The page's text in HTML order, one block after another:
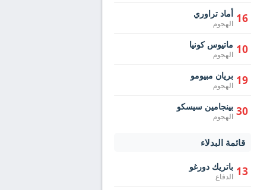
16 أماد تراوري
الهجوم
10 ماتيوس كونيا
الهجوم
19 بريان مبيومو
الهجوم
30 بينجامين سيسكو
الهجوم
قائمة البدلاء
13 باتريك دورغو
الدفاع